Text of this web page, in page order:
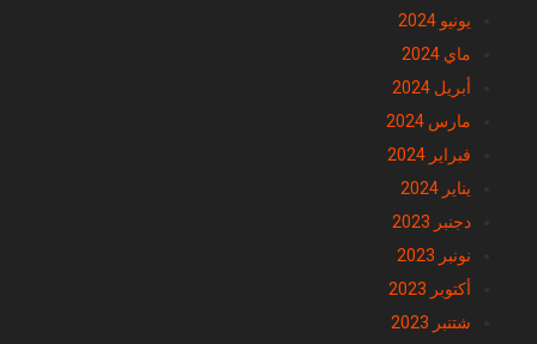
يونيو 2024
ماي 2024
أبريل 2024
مارس 2024
فبراير 2024
يناير 2024
دجنبر 2023
نونبر 2023
أكتوبر 2023
شتنبر 2023